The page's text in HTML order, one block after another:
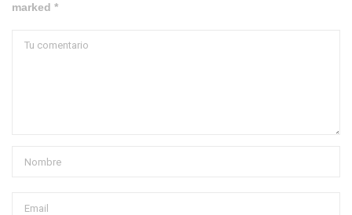
marked *